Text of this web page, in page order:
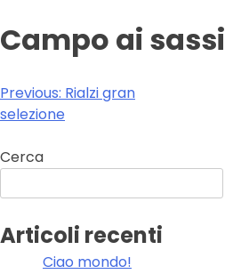
Campo ai sassi
Navigazione
articoli
Previous: Rialzi gran
selezione
Cerca
Articoli recenti
Ciao mondo!